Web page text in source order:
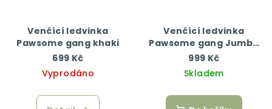
Venčící ledvinka
Pawsome gang khaki
699 Kč
Vyprodáno
Venčící ledvinka
Pawsome gang Jumbo
"Baby Blue"
999 Kč
Skladem